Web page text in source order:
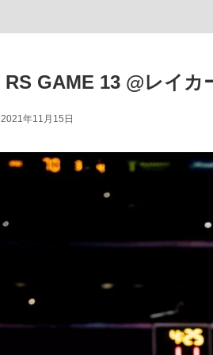
RS GAME 13 @レイカ
2021年11月15日